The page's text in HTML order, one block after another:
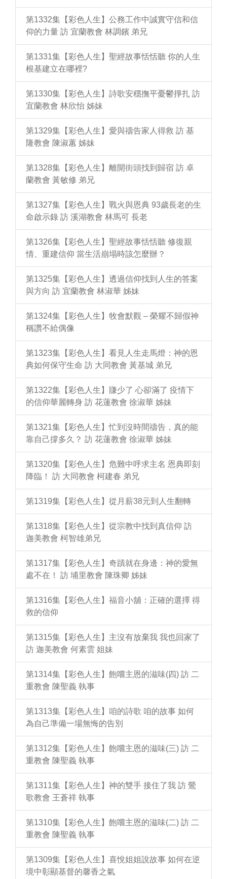
第1332集【彩色人生】公務工作中誠實守信和信
仰的力量 訪 宜蘭教會 林調鑌 弟兄
第1331集【彩色人生】聖經故事恬恬聽 你的人生
根基建立在哪裡?
第1330集【彩色人生】詩歌安穩撫平憂鬱掙扎 訪
宜蘭教會 林欣怡 姊妹
第1329集【彩色人生】愛與禱告家人得救 訪 基
隆教會 陳淑蕙 姊妹
第1328集【彩色人生】離開街頭找到歸宿 訪 卓
蘭教會 黃敏修 弟兄
第1327集【彩色人生】戰火與恩典 93歲長老的生
命啟示錄 訪 溪湖教會 林馬可 長老
第1326集【彩色人生】聖經故事恬恬聽 修復親
情、重建信仰 當生活崩塌時該怎麼辦？
第1325集【彩色人生】透過信仰找到人生的答案
與方向 訪 宜蘭教會 林淑華 姊妹
第1324集【彩色人生】牧會默觀 – 榮耀不歸假神
稱讚不給偶像
第1323集【彩色人生】看見人生走馬燈：神的恩
典如何保守生命 訪 大同教會 黃基城 弟兄
第1322集【彩色人生】賺少了 心卻滿了 疫情下
的信仰華麗轉身 訪 花蓮教會 徐淑華 姊妹
第1321集【彩色人生】忙到沒時間禱告，真的能
靠自己撐多久？ 訪 花蓮教會 徐淑華 姊妹
第1320集【彩色人生】危難中呼求主名 恩典即刻
降臨！ 訪 大同教會 柯建春 弟兄
第1319集【彩色人生】從月薪38元到人生翻轉
第1318集【彩色人生】從宗教中找到真信仰 訪
迦美教會 柯智雄弟兄
第1317集【彩色人生】奇蹟就在身邊：神的愛無
處不在！ 訪 埔里教會 陳珠卿 姊妹
第1316集【彩色人生】福音小舖：正確的選擇 得
救的信仰
第1315集【彩色人生】主沒有放棄我 我也回家了
訪 迦美教會 何素雲 姐妹
第1314集【彩色人生】飽嚐主恩的滋味(四) 訪 二
重教會 陳聖義 執事
第1313集【彩色人生】咱的詩歌 咱的故事 如何
為自己準備一場無悔的告別
第1312集【彩色人生】飽嚐主恩的滋味(三) 訪 二
重教會 陳聖義 執事
第1311集【彩色人生】神的雙手 接住了我 訪 鶯
歌教會 王蒼祥 執事
第1310集【彩色人生】飽嚐主恩的滋味(二) 訪 二
重教會 陳聖義 執事
第1309集【彩色人生】喜悅姐姐說故事 如何在逆
境中彰顯基督的馨香之氣